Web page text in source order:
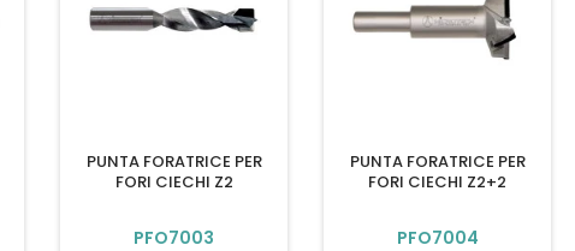
PUNTA FORATRICE PER
FORI CIECHI Z2
PFO7003
PUNTA FORATRICE PER
FORI CIECHI Z2+2
PFO7004